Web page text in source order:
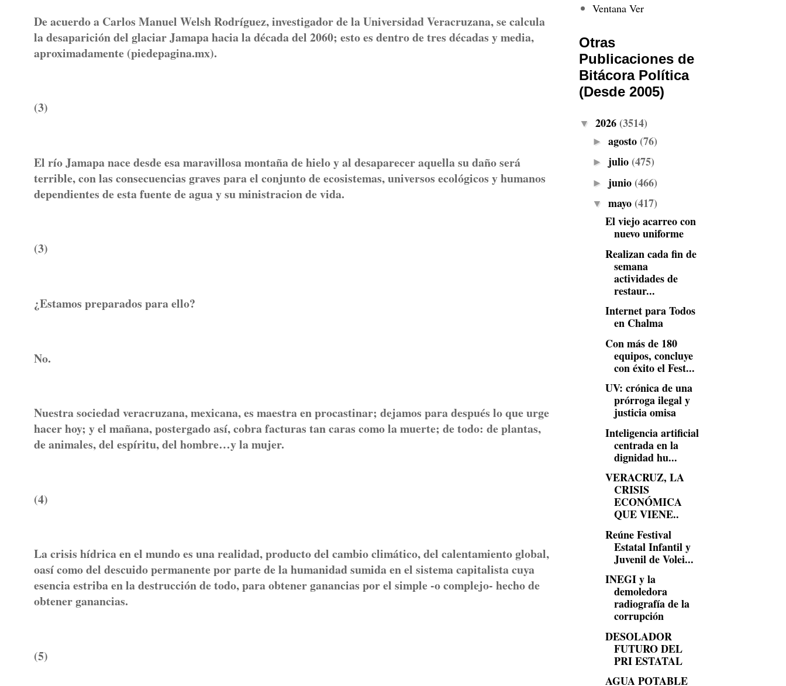
De acuerdo a Carlos Manuel Welsh Rodríguez, investigador de la Universidad Veracruzana, se calcula
la desaparición del glaciar Jamapa hacia la década del 2060; esto es dentro de tres décadas y media,
aproximadamente (piedepagina.mx).
(3)
El río Jamapa nace desde esa maravillosa montaña de hielo y al desaparecer aquella su daño será
terrible, con las consecuencias graves para el conjunto de ecosistemas, universos ecológicos y humanos
dependientes de esta fuente de agua y su ministracion de vida.
(3)
¿Estamos preparados para ello?
No.
Nuestra sociedad veracruzana, mexicana, es maestra en procastinar; dejamos para después lo que urge
hacer hoy; y el mañana, postergado así, cobra facturas tan caras como la muerte; de todo: de plantas,
de animales, del espíritu, del hombre…y la mujer.
(4)
La crisis hídrica en el mundo es una realidad, producto del cambio climático, del calentamiento global,
oasí como del descuido permanente por parte de la humanidad sumida en el sistema capitalista cuya
esencia estriba en la destrucción de todo, para obtener ganancias por el simple -o complejo- hecho de
obtener ganancias.
(5)
Ventana Ver
Otras
Publicaciones de
Bitácora Política
(Desde 2005)
▼ 2026 (3514)
► agosto (76)
► julio (475)
► junio (466)
▼ mayo (417)
El viejo acarreo con
nuevo uniforme
Realizan cada fin de
semana
actividades de
restaur...
Internet para Todos
en Chalma
Con más de 180
equipos, concluye
con éxito el Fest...
UV: crónica de una
prórroga ilegal y
justicia omisa
Inteligencia artificial
centrada en la
dignidad hu...
VERACRUZ, LA
CRISIS
ECONÓMICA
QUE VIENE..
Reúne Festival
Estatal Infantil y
Juvenil de Volei...
INEGI y la
demoledora
radiografía de la
corrupción
DESOLADOR
FUTURO DEL
PRI ESTATAL
AGUA POTABLE